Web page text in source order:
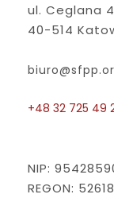
ul. Ceglana 4
40-514
+48 32 725 49
NIP:
REGON: